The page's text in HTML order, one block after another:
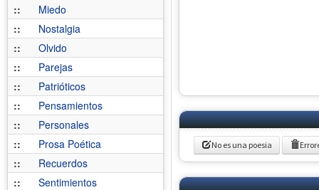
::
Miedo
::
Nostalgia
::
Olvido
::
Parejas
::
Patrióticos
::
Pensamientos
::
Personales
::
Prosa Poética
::
Recuerdos
::
Sentimientos
No es una poesia